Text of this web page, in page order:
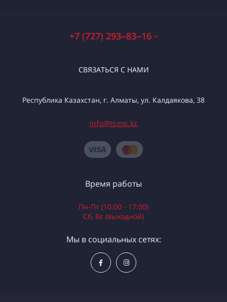
+7 (727) 293‒83‒16
СВЯЗАТЬСЯ С НАМИ
Республика Казахстан, г. Алматы, ул. Калдаякова, 38
info@tsmp.kz
Время работы
Пн-Пт (10:00 - 17:00)
Сб, Вс (выходной)
Мы в социальных сетях: